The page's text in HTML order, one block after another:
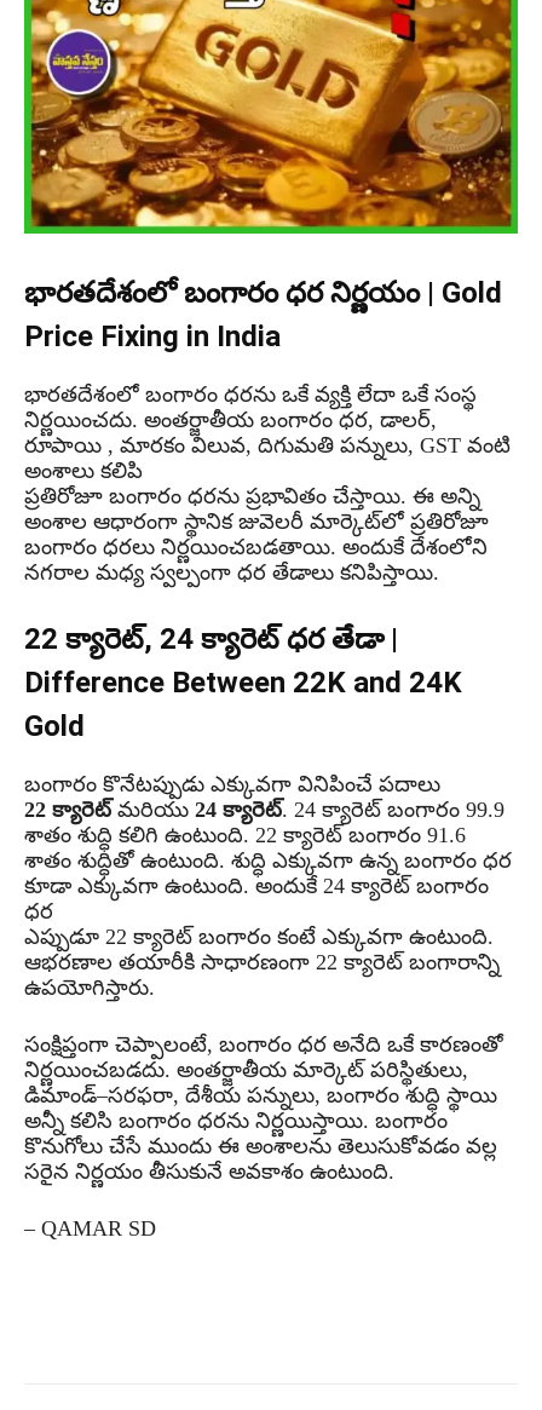
భారతదేశంలో బంగారం ధర నిర్ణయం | Gold
Price Fixing in India
భారతదేశంలో బంగారం ధరను ఒకే వ్యక్తి లేదా ఒకే సంస్థ
నిర్ణయించదు. అంతర్జాతీయ బంగారం ధర, డాలర్,
రూపాయి , మారకం విలువ, దిగుమతి పన్నులు, GST వంటి
అంశాలు కలిపి
ప్రతిరోజూ బంగారం ధరను ప్రభావితం చేస్తాయి. ఈ అన్ని
అంశాల ఆధారంగా స్థానిక జువెలరీ మార్కెట్‌లో ప్రతిరోజూ
బంగారం ధరలు నిర్ణయించబడతాయి. అందుకే దేశంలోని
నగరాల మధ్య స్వల్పంగా ధర తేడాలు కనిపిస్తాయి.
22 క్యారెట్, 24 క్యారెట్ ధర తేడా |
Difference Between 22K and 24K
Gold
బంగారం కొనేటప్పుడు ఎక్కువగా వినిపించే పదాలు
22 క్యారెట్ మరియు 24 క్యారెట్. 24 క్యారెట్ బంగారం 99.9
శాతం శుద్ధి కలిగి ఉంటుంది. 22 క్యారెట్ బంగారం 91.6
శాతం శుద్ధితో ఉంటుంది. శుద్ధి ఎక్కువగా ఉన్న బంగారం ధర
కూడా ఎక్కువగా ఉంటుంది. అందుకే 24 క్యారెట్ బంగారం
ధర
ఎప్పుడూ 22 క్యారెట్ బంగారం కంటే ఎక్కువగా ఉంటుంది.
ఆభరణాల తయారీకి సాధారణంగా 22 క్యారెట్ బంగారాన్ని
ఉపయోగిస్తారు.
సంక్షిప్తంగా చెప్పాలంటే, బంగారం ధర అనేది ఒకే కారణంతో
నిర్ణయించబడదు. అంతర్జాతీయ మార్కెట్ పరిస్థితులు,
డిమాండ్–సరఫరా, దేశీయ పన్నులు, బంగారం శుద్ధి స్థాయి
అన్నీ కలిసి బంగారం ధరను నిర్ణయిస్తాయి. బంగారం
కొనుగోలు చేసే ముందు ఈ అంశాలను తెలుసుకోవడం వల్ల
సరైన నిర్ణయం తీసుకునే అవకాశం ఉంటుంది.
– QAMAR SD